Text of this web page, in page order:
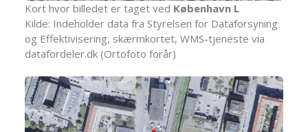
Kort hvor billedet er taget ved København L
Kilde: Indeholder data fra Styrelsen for Dataforsyning
og Effektivisering, skærmkortet, WMS-tjeneste via
datafordeler.dk (Ortofoto forår)